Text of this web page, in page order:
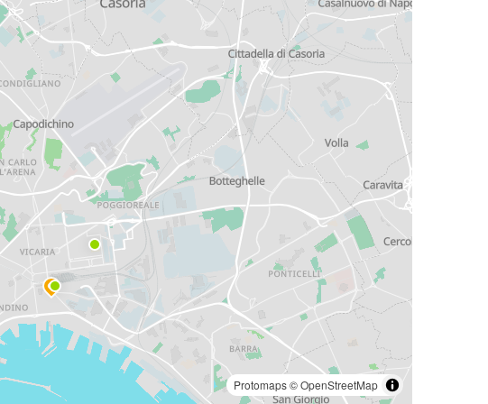
Protomaps©OpenStreetMap